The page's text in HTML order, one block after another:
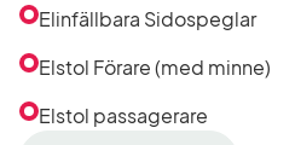
Elinfällbara Sidospeglar
Elstol Förare (med minne)
Elstol passagerare